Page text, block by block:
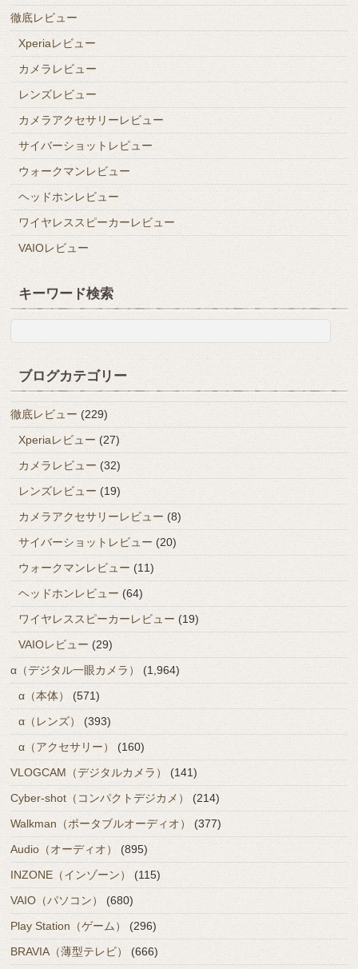
徹底レビュー
Xperiaレビュー
カメラレビュー
レンズレビュー
カメラアクセサリーレビュー
サイバーショットレビュー
ウォークマンレビュー
ヘッドホンレビュー
ワイヤレススピーカーレビュー
VAIOレビュー
キーワード検索
ブログカテゴリー
徹底レビュー (229)
Xperiaレビュー (27)
カメラレビュー (32)
レンズレビュー (19)
カメラアクセサリーレビュー (8)
サイバーショットレビュー (20)
ウォークマンレビュー (11)
ヘッドホンレビュー (64)
ワイヤレススピーカーレビュー (19)
VAIOレビュー (29)
α（デジタル一眼カメラ）
(1,964)
α（本体）
(571)
α（レンズ）
(393)
α（アクセサリー）
(160)
VLOGCAM（デジタルカメラ）
(141)
Cyber-shot（コンパクトデジカメ）
(214)
Walkman（ポータブルオーディオ）
(377)
Audio（オーディオ）
(895)
INZONE（インゾーン）
(115)
VAIO（パソコン）
(680)
Play Station（ゲーム）
(296)
BRAVIA（薄型テレビ）
(666)